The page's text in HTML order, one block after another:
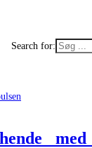
Search for:
med